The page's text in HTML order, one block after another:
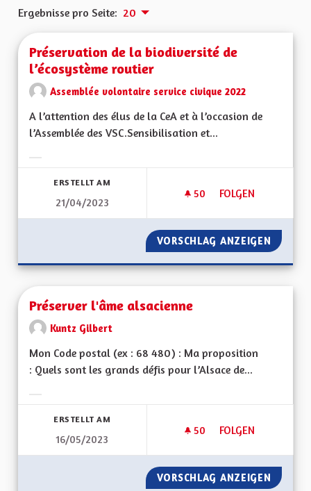
Ergebnisse pro Seite: 20
Préservation de la biodiversité de
l’écosystème routier
Assemblée volontaire service civique 2022
A l’attention des élus de la CeA et à l’occasion de
l’Assemblée des VSC.Sensibilisation et...
ERSTELLT AM
21/04/2023
50 50 FOLLOWER
FOLGEN
PRÉSERVATION
VORSCHLAG ANZEIGEN
Préserver l'âme alsacienne
Kuntz Gilbert
Mon Code postal (ex : 68 480) : Ma proposition
: Quels sont les grands défis pour l’Alsace de...
ERSTELLT AM
16/05/2023
50 50 FOLLOWER
FOLGEN
PRÉSERVER L'ÂME
VORSCHLAG ANZEIGEN